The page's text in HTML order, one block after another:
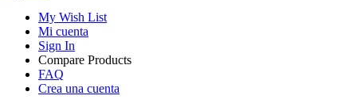
My Wish List
Mi cuenta
Sign In
Compare Products
FAQ
Crea una cuenta